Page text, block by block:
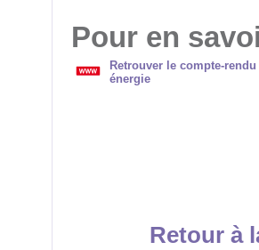
Pour en
Retrouver le compte-
énergie
Retour à